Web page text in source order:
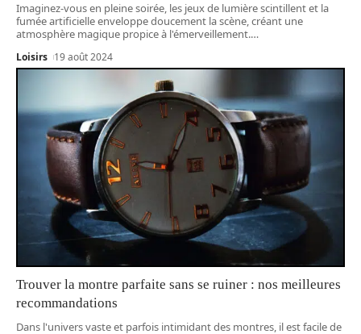
Imaginez-vous en pleine soirée, les jeux de lumière scintillent et la
fumée artificielle enveloppe doucement la scène, créant une
atmosphère magique propice à l'émerveillement.…
Loisirs 19 août 2024
Trouver la montre parfaite sans se ruiner : nos meilleures
recommandations
Dans l'univers vaste et parfois intimidant des montres, il est facile de